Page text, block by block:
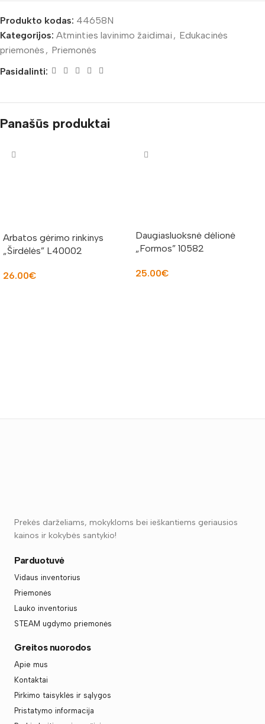
Produkto kodas: 44658N
Kategorijos: Atminties lavinimo žaidimai , Edukacinės
priemonės , Priemonės
Pasidalinti:
Panašūs produktai
Arbatos gėrimo rinkinys
„Širdėlės” L40002
26.00€
Daugiasluoksnė dėlionė
„Formos” 10582
25.00€
Prekės darželiams, mokykloms bei ieškantiems geriausios
kainos ir kokybės santykio!
Parduotuvė
Vidaus inventorius
Priemonės
Lauko inventorius
STEAM ugdymo priemonės
Greitos nuorodos
Apie mus
Kontaktai
Pirkimo taisyklės ir sąlygos
Pristatymo informacija